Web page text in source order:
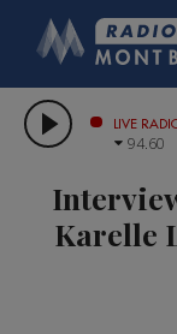
LIVE
94.60
Karelle